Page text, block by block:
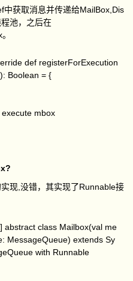
中获取消息并传递给MailBox,Dis
池，之后在
def registerForExecution
Boolean = {
mbox
现,没错，其实现了Runnable接
abstract class Mailbox(val me
MessageQueue) extends Sy
with Runnable